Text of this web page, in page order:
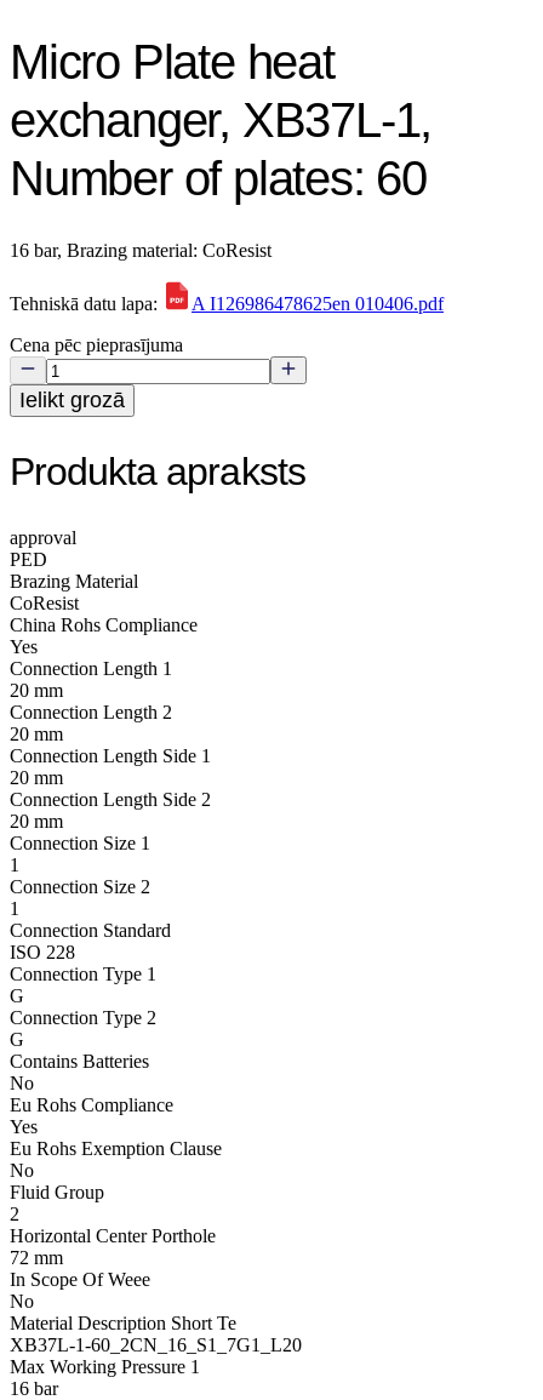
Micro Plate heat
exchanger, XB37L-1,
Number of plates: 60
16 bar, Brazing material: CoResist
Tehniskā datu lapa:
A I126986478625en 010406.pdf
Cena pēc pieprasījuma
Ielikt grozā
Produkta apraksts
approval
PED
Brazing Material
CoResist
China Rohs Compliance
Yes
Connection Length 1
20 mm
Connection Length 2
20 mm
Connection Length Side 1
20 mm
Connection Length Side 2
20 mm
Connection Size 1
1
Connection Size 2
1
Connection Standard
ISO 228
Connection Type 1
G
Connection Type 2
G
Contains Batteries
No
Eu Rohs Compliance
Yes
Eu Rohs Exemption Clause
No
Fluid Group
2
Horizontal Center Porthole
72 mm
In Scope Of Weee
No
Material Description Short Te
XB37L-1-60_2CN_16_S1_7G1_L20
Max Working Pressure 1
16 bar